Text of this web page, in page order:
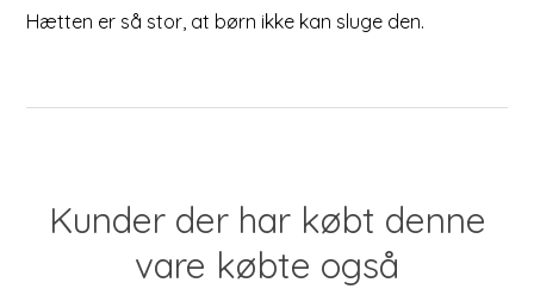
Hætten er så stor, at børn ikke kan sluge den.
Kunder der har købt denne
vare købte også